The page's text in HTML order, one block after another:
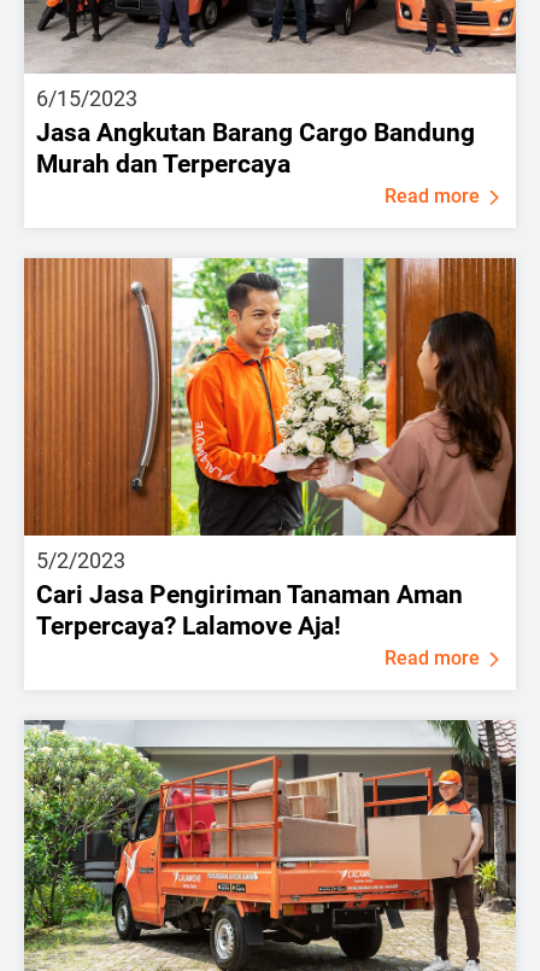
6/15/2023
Jasa Angkutan Barang Cargo Bandung
Murah dan Terpercaya
Read more
5/2/2023
Cari Jasa Pengiriman Tanaman Aman
Terpercaya? Lalamove Aja!
Read more